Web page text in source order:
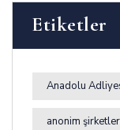
Etiketler
Anadolu
anonim